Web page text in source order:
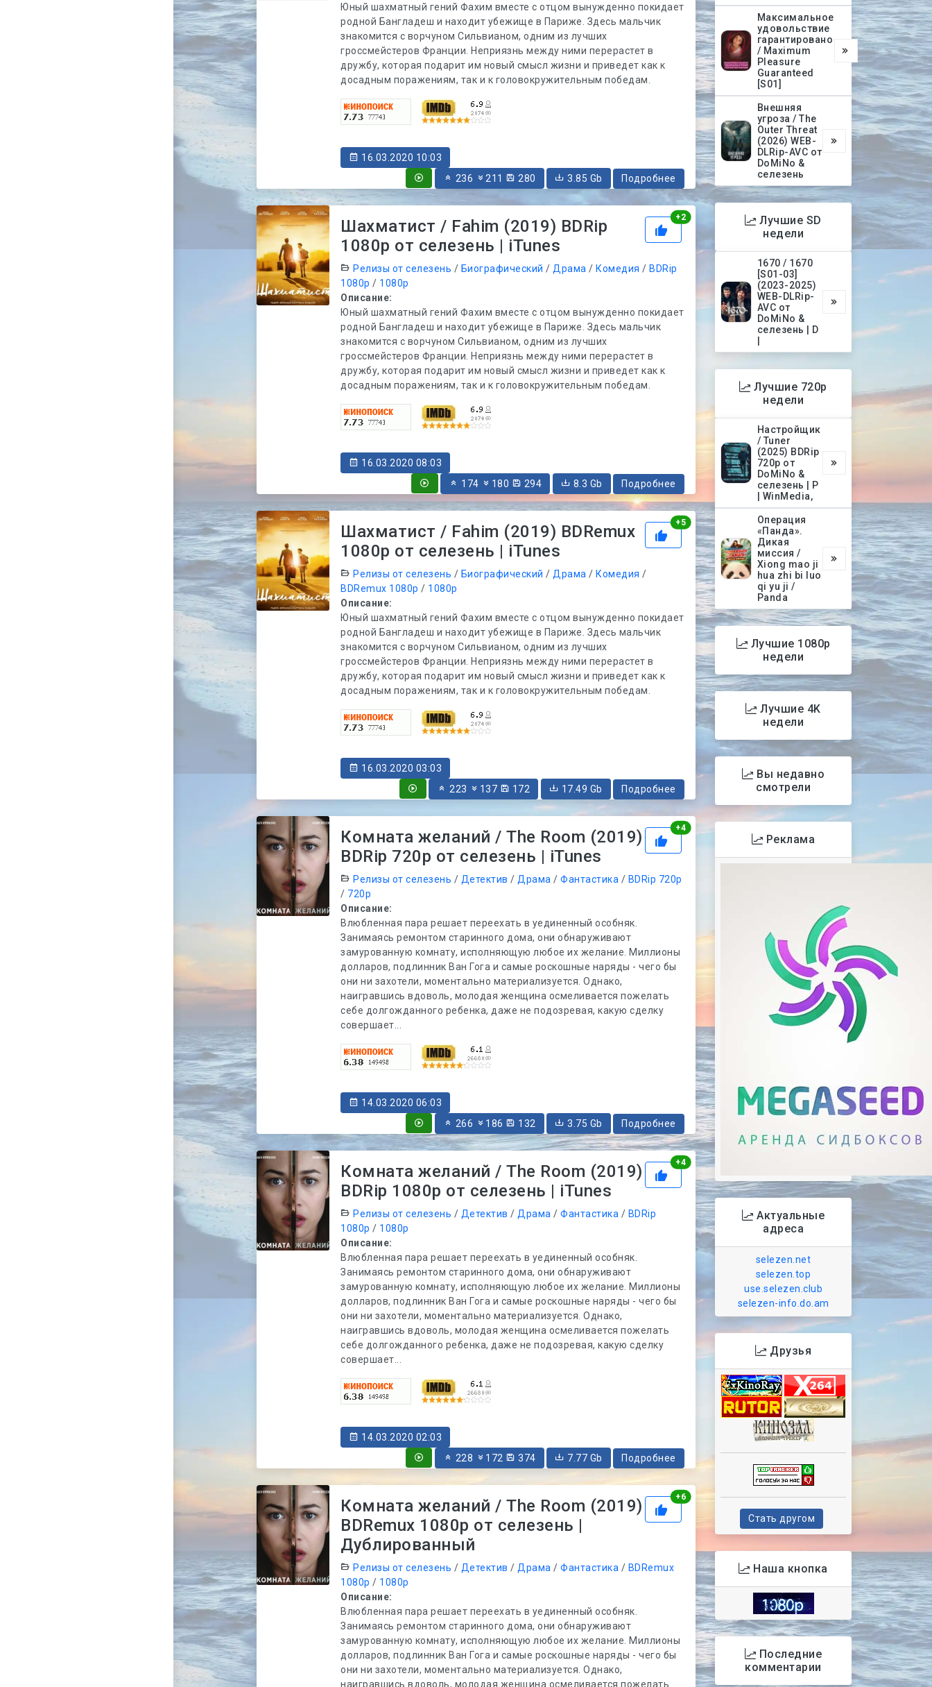
Юный шахматный гений Фахим вместе с отцом вынужденно покидает
родной Бангладеш и находит убежище в Париже. Здесь мальчик
знакомится с ворчуном Сильвианом, одним из лучших
гроссмейстеров Франции. Неприязнь между ними перерастет в
дружбу, которая подарит им новый смысл жизни и приведет как к
досадным поражениям, так и к головокружительным победам.
16.03.2020 10:03
236
211 280 3.85 Gb Подробнее
+2Рейтинг
Шахматист / Fahim (2019) BDRip
1080p от селезень | iTunes
Релизы от селезень / Биографический / Драма /Комедия /BDRip
1080p / 1080p
Описание:
Юный шахматный гений Фахим вместе с отцом вынужденно покидает
родной Бангладеш и находит убежище в Париже. Здесь мальчик
знакомится с ворчуном Сильвианом, одним из лучших
гроссмейстеров Франции. Неприязнь между ними перерастет в
дружбу, которая подарит им новый смысл жизни и приведет как к
досадным поражениям, так и к головокружительным победам.
16.03.2020 08:03
174
180 294 8.3 Gb Подробнее
+5Рейтинг
Шахматист / Fahim (2019) BDRemux
1080p от селезень | iTunes
Релизы от селезень / Биографический / Драма /Комедия /
BDRemux 1080p / 1080p
Описание:
Юный шахматный гений Фахим вместе с отцом вынужденно покидает
родной Бангладеш и находит убежище в Париже. Здесь мальчик
знакомится с ворчуном Сильвианом, одним из лучших
гроссмейстеров Франции. Неприязнь между ними перерастет в
дружбу, которая подарит им новый смысл жизни и приведет как к
досадным поражениям, так и к головокружительным победам.
16.03.2020 03:03
223
137 172 17.49 Gb Подробнее
+4Рейтинг
Комната желаний / The Room (2019)
BDRip 720p от селезень | iTunes
Релизы от селезень / Детектив / Драма /Фантастика / BDRip 720p
/ 720p
Описание:
Влюбленная пара решает переехать в уединенный особняк.
Занимаясь ремонтом старинного дома, они обнаруживают
замурованную комнату, исполняющую любое их желание. Миллионы
долларов, подлинник Ван Гога и самые роскошные наряды - чего бы
они ни захотели, моментально материализуется. Однако,
наигравшись вдоволь, молодая женщина осмеливается пожелать
себе долгожданного ребенка, даже не подозревая, какую сделку
совершает...
14.03.2020 06:03
266
186 132 3.75 Gb Подробнее
+4Рейтинг
Комната желаний / The Room (2019)
BDRip 1080p от селезень | iTunes
Релизы от селезень / Детектив / Драма /Фантастика / BDRip
1080p / 1080p
Описание:
Влюбленная пара решает переехать в уединенный особняк.
Занимаясь ремонтом старинного дома, они обнаруживают
замурованную комнату, исполняющую любое их желание. Миллионы
долларов, подлинник Ван Гога и самые роскошные наряды - чего бы
они ни захотели, моментально материализуется. Однако,
наигравшись вдоволь, молодая женщина осмеливается пожелать
себе долгожданного ребенка, даже не подозревая, какую сделку
совершает...
14.03.2020 02:03
228
172 374 7.77 Gb Подробнее
+6Рейтинг
Комната желаний / The Room (2019)
BDRemux 1080p от селезень |
Дублированный
Релизы от селезень / Детектив / Драма /Фантастика / BDRemux
1080p / 1080p
Описание:
Влюбленная пара решает переехать в уединенный особняк.
Занимаясь ремонтом старинного дома, они обнаруживают
замурованную комнату, исполняющую любое их желание. Миллионы
долларов, подлинник Ван Гога и самые роскошные наряды - чего бы
они ни захотели, моментально материализуется. Однако,
наигравшись вдоволь, молодая женщина осмеливается пожелать
Максимальное
удовольствие
гарантировано
/ Maximum
Pleasure
Guaranteed
[S01]
Внешняя
угроза / The
Outer Threat
(2026) WEB-
DLRip-AVC от
DoMiNo &
селезень
Лучшие SD
недели
1670 / 1670
[S01-03]
(2023-2025)
WEB-DLRip-
AVC от
DoMiNo &
селезень | D
Лучшие 720p
недели
Настройщик
/ Tuner
(2025) BDRip
720p от
DoMiNo &
селезень | P
| WinMedia,
Операция
«Панда».
Дикая
миссия /
Xiong mao ji
hua zhi bi luo
qi yu ji /
Panda
Лучшие 1080p
недели
Лучшие 4K
недели
Вы недавно
смотрели
Реклама
Актуальные
адреса
selezen.net
selezen.top
use.selezen.club
selezen-info.do.am
Друзья
Стать другом
Наша кнопка
Последние
комментарии